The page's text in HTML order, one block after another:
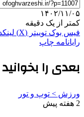
۱۴۰۲/۱۱/۰۵
کمتر از یک دقیقه
فیس بوک توییتر (X)
رایانامه چاپ
بعدی را بخوانید
ورزش > توپ و تور
2 هفته پیش